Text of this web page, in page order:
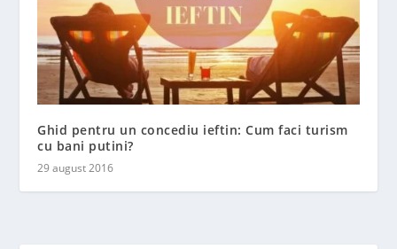
Ghid pentru un concediu ieftin: Cum faci turism
cu bani putini?
29 august 2016